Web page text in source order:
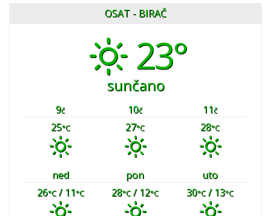
OSAT - BIRAČ
23°
sunčano
9č 10č 11č
25°C 27°C 28°C
ned pon
uto
26°C/ 11°C 28°C/ 12°C 30°C/ 13°C